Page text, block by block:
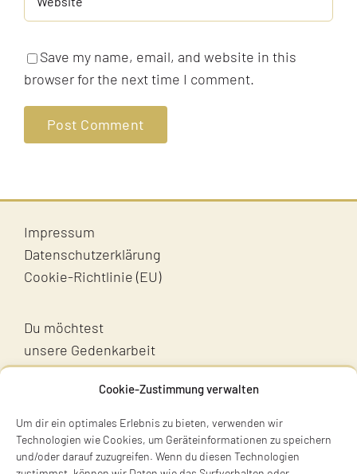
Cookie-Zustimmung verwalten
Um dir ein optimales Erlebnis zu bieten, verwenden wir
Technologien wie Cookies, um Geräteinformationen zu speichern
und/oder darauf zuzugreifen. Wenn du diesen Technologien
Save my name, email, and website in this
browser for the next time I comment.
Impressum
Datenschutzerklärung
Cookie-Richtlinie (EU)
Du möchtest
unsere Gedenkarbeit
unterstützen?
Unterstütz uns!